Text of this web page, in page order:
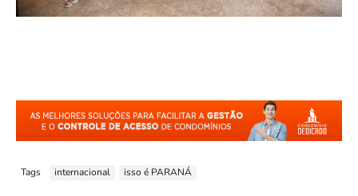
Tags internacional isso é PARANÁ